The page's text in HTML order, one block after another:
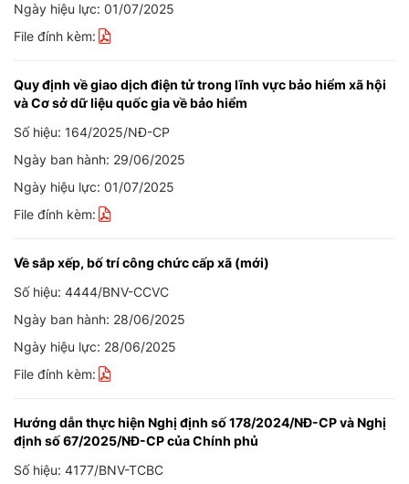
Ngày hiệu lực: 01/07/2025
File đính kèm:
Quy định về giao dịch điện tử trong lĩnh vực bảo hiểm xã hội
và Cơ sở dữ liệu quốc gia về bảo hiểm
Số hiệu: 164/2025/NĐ-CP
Ngày ban hành: 29/06/2025
Ngày hiệu lực: 01/07/2025
File đính kèm:
Về sắp xếp, bố trí công chức cấp xã (mới)
Số hiệu: 4444/BNV-CCVC
Ngày ban hành: 28/06/2025
Ngày hiệu lực: 28/06/2025
File đính kèm:
Hướng dẫn thực hiện Nghị định số 178/2024/NĐ-CP và Nghị
định số 67/2025/NĐ-CP của Chính phủ
Số hiệu: 4177/BNV-TCBC